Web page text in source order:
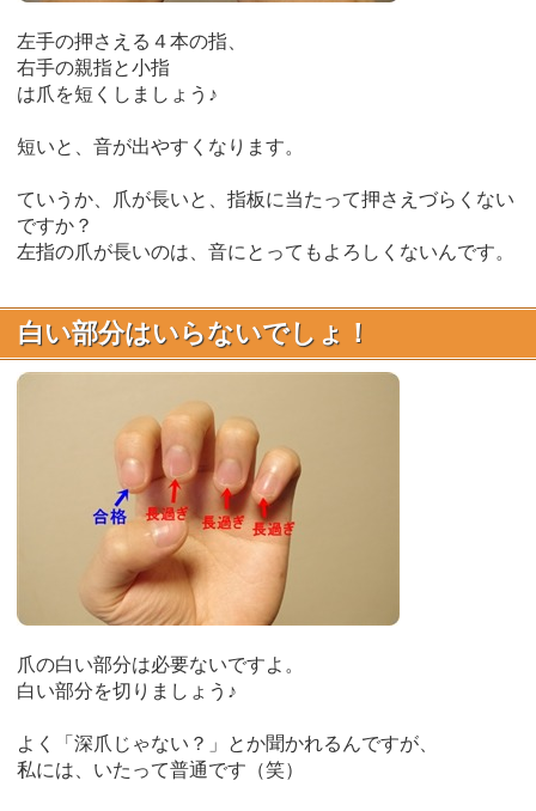
左手の押さえる４本の指、
右手の親指と小指
は爪を短くしましょう♪
短いと、音が出やすくなります。
ていうか、爪が長いと、指板に当たって押さえづらくない
ですか？
左指の爪が長いのは、音にとってもよろしくないんです。
白い部分はいらないでしょ！
爪の白い部分は必要ないですよ。
白い部分を切りましょう♪
よく「深爪じゃない？」とか聞かれるんですが、
私には、いたって普通です（笑）